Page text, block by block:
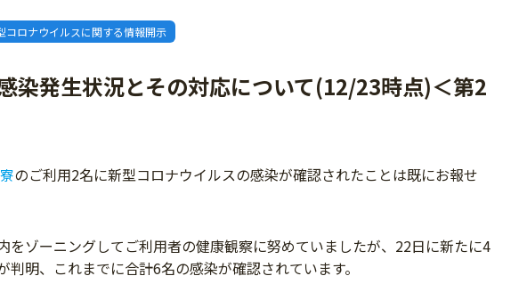
コロナウイルスに関する情報開示
染発生状況とその対応について(12/23時点)＜第2
のご利用2名に新型コロナウイルスの感染が確認されたことは既にお報せ
をゾーニングしてご利用者の健康観察に努めていましたが、22日に新たに4
判明、これまでに合計6名の感染が確認されています。